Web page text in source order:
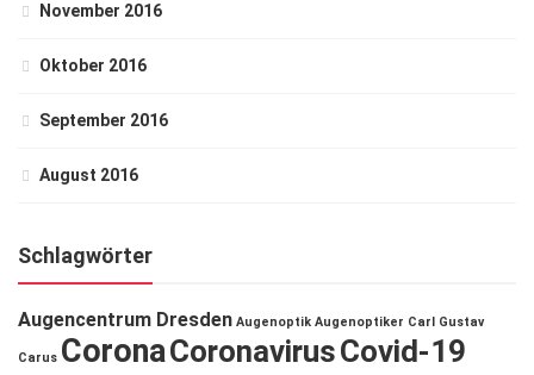
November 2016
Oktober 2016
September 2016
August 2016
Schlagwörter
Augencentrum Dresden Augenoptik Augenoptiker Carl Gustav
Carus CoronaCoronavirusCovid-19